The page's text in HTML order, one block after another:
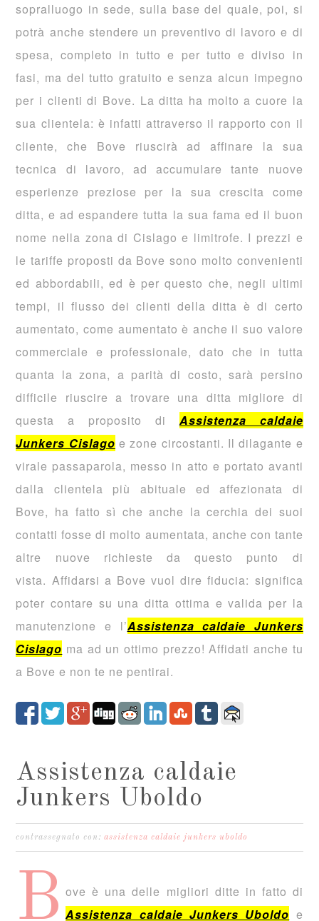
sopralluogo in sede, sulla base del quale, poi, si
potrà anche stendere un preventivo di lavoro e di
spesa, completo in tutto e per tutto e diviso in
fasi, ma del tutto gratuito e senza alcun impegno
per i clienti di Bove. La ditta ha molto a cuore la
sua clientela: è infatti attraverso il rapporto con il
cliente, che Bove riuscirà ad affinare la sua
tecnica di lavoro, ad accumulare tante nuove
esperienze preziose per la sua crescita come
ditta, e ad espandere tutta la sua fama ed il buon
nome nella zona di Cislago e limitrofe. I prezzi e
le tariffe proposti da Bove sono molto convenienti
ed abbordabili, ed è per questo che, negli ultimi
tempi, il flusso dei clienti della ditta è di certo
aumentato, come aumentato è anche il suo valore
commerciale e professionale, dato che in tutta
quanta la zona, a parità di costo, sarà persino
difficile riuscire a trovare una ditta migliore di
questa a proposito di Assistenza caldaie
Junkers Cislago e zone circostanti. Il dilagante e
virale passaparola, messo in atto e portato avanti
dalla clientela più abituale ed affezionata di
Bove, ha fatto sì che anche la cerchia dei suoi
contatti fosse di molto aumentata, anche con tante
altre nuove richieste da questo punto di
vista. Affidarsi a Bove vuol dire fiducia: significa
poter contare su una ditta ottima e valida per la
manutenzione e l’Assistenza caldaie Junkers
Cislago ma ad un ottimo prezzo! Affidati anche tu
a Bove e non te ne pentirai.
Assistenza caldaie
Junkers Uboldo
contrassegnato con:assistenza caldaie junkers uboldo
B ove è una delle migliori ditte in fatto di
Assistenza caldaie Junkers Uboldo e